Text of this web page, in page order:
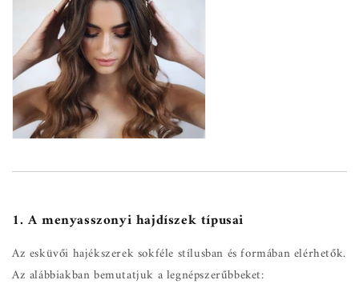
1. A menyasszonyi hajdíszek típusai
Az esküvői hajékszerek sokféle stílusban és formában elérhetők.
Az alábbiakban bemutatjuk a legnépszerűbbeket: